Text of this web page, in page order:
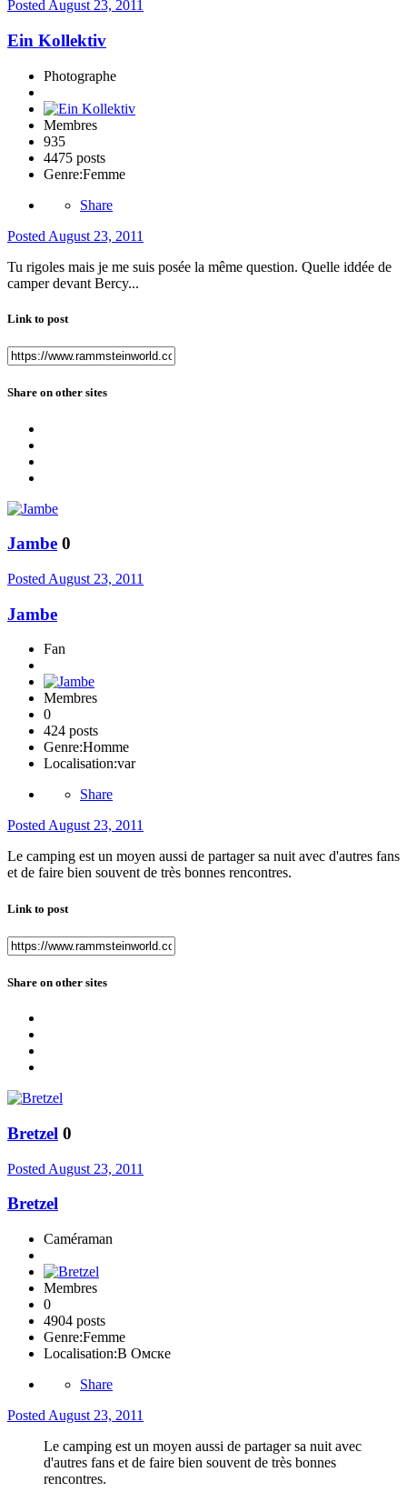
PostedAugust 23, 2011
Ein Kollektiv
Photographe
Membres
935
4475 posts
Genre:Femme
Share
Posted August 23, 2011
Tu rigoles mais je me suis posée la même question. Quelle iddée de
camper devant Bercy...
Link to post
Share on other sites
Jambe 0
Posted August 23, 2011
Jambe
Fan
Membres
0
424 posts
Genre:Homme
Localisation:var
Share
PostedAugust 23, 2011
Le camping est un moyen aussi de partager sa nuit avec d'autres fans
et de faire bien souvent de très bonnes rencontres.
Link to post
Share on other sites
Bretzel 0
Posted August 23, 2011
Bretzel
Caméraman
Membres
0
4904 posts
Genre:Femme
Localisation:В Омске
Share
Posted August 23, 2011
Le camping est un moyen aussi de partager sa nuit avec
d'autres fans et de faire bien souvent de très bonnes
rencontres.